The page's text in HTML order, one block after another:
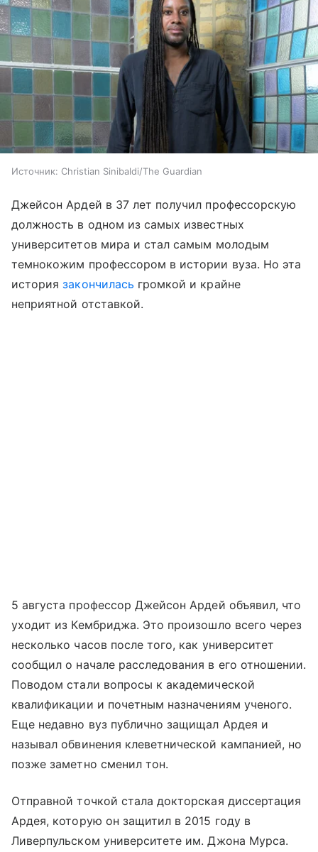
Источник: Christian Sinibaldi/The Guardian
Джейсон Ардей в 37 лет получил профессорскую
должность в одном из самых известных
университетов мира и стал самым молодым
темнокожим профессором в истории вуза. Но эта
историязакончилась громкой и крайне
неприятной отставкой.
5 августа профессор Джейсон Ардей объявил, что
уходит из Кембриджа. Это произошло всего через
несколько часов после того, как университет
сообщил о начале расследования в его отношении.
Поводом стали вопросы к академической
квалификации и почетным назначениям ученого.
Еще недавно вуз публично защищал Ардея и
называл обвинения клеветнической кампанией, но
позже заметно сменил тон.
Отправной точкой стала докторская диссертация
Ардея, которую он защитил в 2015 году в
Ливерпульском университете им. Джона Мурса.